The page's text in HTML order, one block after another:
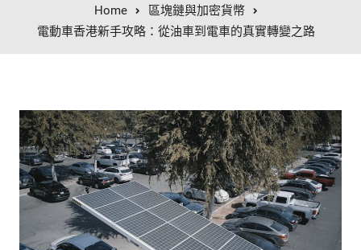
Home
區塊鏈與加密貨幣
電動車香港新手攻略：從油車到電車的真實轉變之路